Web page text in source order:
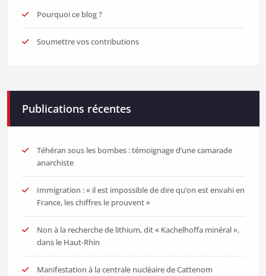
Pourquoi ce blog ?
Soumettre vos contributions
Publications récentes
Téhéran sous les bombes : témoignage d’une camarade
anarchiste
Immigration : « il est impossible de dire qu’on est envahi en
France, les chiffres le prouvent »
Non à la recherche de lithium, dit « Kachelhoffa minéral »,
dans le Haut-Rhin
Manifestation à la centrale nucléaire de Cattenom